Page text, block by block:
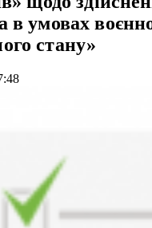
в умовах
стану»